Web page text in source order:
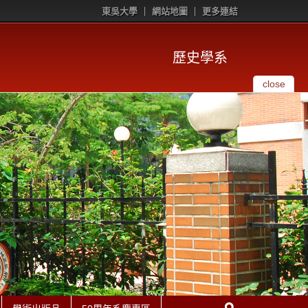
東吳大學 網站地圖 更多連結
歷史學系
close